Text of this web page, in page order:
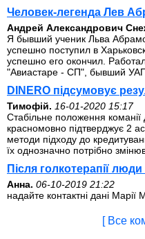
Человек-легенда Лев
Андрей Александрович
Я бывший ученик Льва
успешно поступил в
успешно его окончил.
"Авиастаре - СП", бывший
DINERO підсумовує
Тимофій. 16-01-2020 15:17
Стабільне положення
красномовно підтверджує 2
методи підходу до
їх однозначно потрібно
Після голкотерапії
Анна. 06-10-2019 21:22
надайте контактні дані Марії
[ Все